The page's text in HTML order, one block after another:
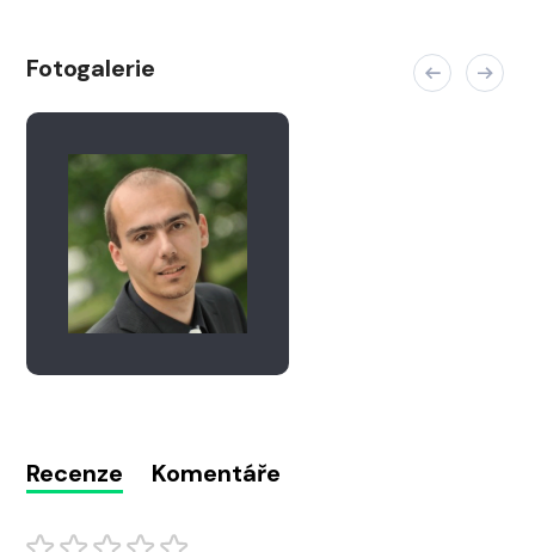
Fotogalerie
Recenze Komentáře